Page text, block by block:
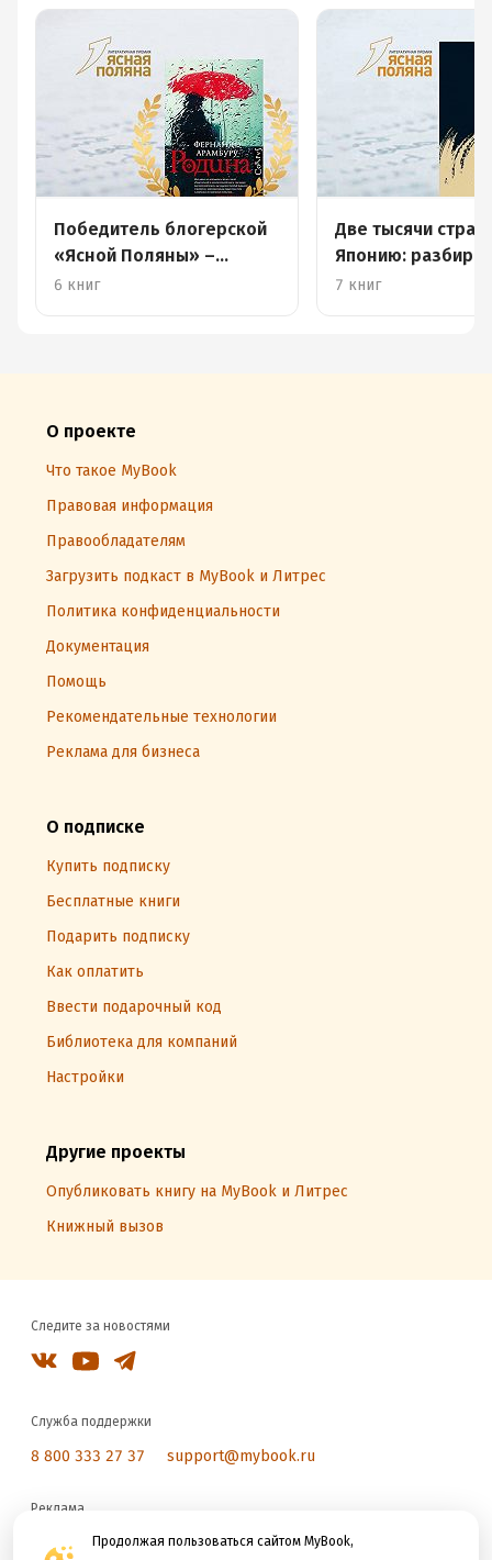
Продолжая пользоваться сайтом MyBook,
Победитель блогерской
«Ясной Поляны» –
семейные саги снова на
6 книг
Две тысячи
Японию:
роман Каги
7 книг
О проекте
Что такое MyBook
Правовая информация
Правообладателям
Загрузить подкаст в MyBook и Литрес
Политика конфиденциальности
Документация
Помощь
Рекомендательные технологии
Реклама для бизнеса
О подписке
Купить подписку
Бесплатные книги
Подарить подписку
Как оплатить
Ввести подарочный код
Библиотека для компаний
Настройки
Другие проекты
Опубликовать книгу на MyBook и Литрес
Книжный вызов
Следите за новостями
Служба поддержки
8 800 333 27 37 support@mybook.ru
Реклама
reklama@litres.ru